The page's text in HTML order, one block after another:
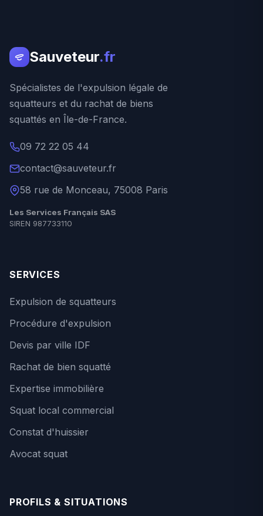
Sauveteur.fr
Spécialistes de l'expulsion légale de
squatteurs et du rachat de biens
squattés en Île-de-France.
09 72 22 05 44
contact@sauveteur.fr
58 rue de Monceau, 75008 Paris
Les Services Français SAS
SIREN 987733110
SERVICES
Expulsion de squatteurs
Procédure d'expulsion
Devis par ville IDF
Rachat de bien squatté
Expertise immobilière
Squat local commercial
Constat d'huissier
Avocat squat
PROFILS & SITUATIONS